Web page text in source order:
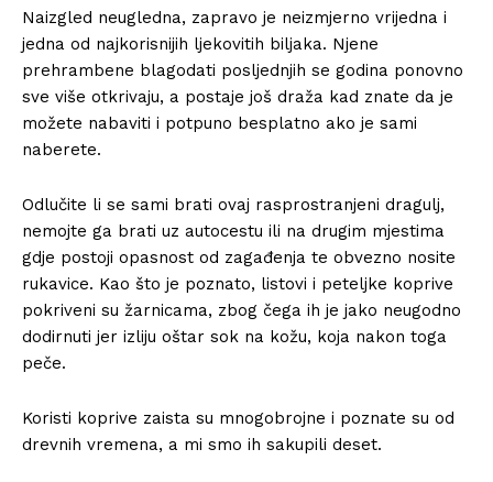
Naizgled neugledna, zapravo je neizmjerno vrijedna i
jedna od najkorisnijih ljekovitih biljaka. Njene
prehrambene blagodati posljednjih se godina ponovno
sve više otkrivaju, a postaje još draža kad znate da je
možete nabaviti i potpuno besplatno ako je sami
naberete.
Odlučite li se sami brati ovaj rasprostranjeni dragulj,
nemojte ga brati uz autocestu ili na drugim mjestima
gdje postoji opasnost od zagađenja te obvezno nosite
rukavice. Kao što je poznato, listovi i peteljke koprive
pokriveni su žarnicama, zbog čega ih je jako neugodno
dodirnuti jer izliju oštar sok na kožu, koja nakon toga
peče.
Koristi koprive zaista su mnogobrojne i poznate su od
drevnih vremena, a mi smo ih sakupili deset.